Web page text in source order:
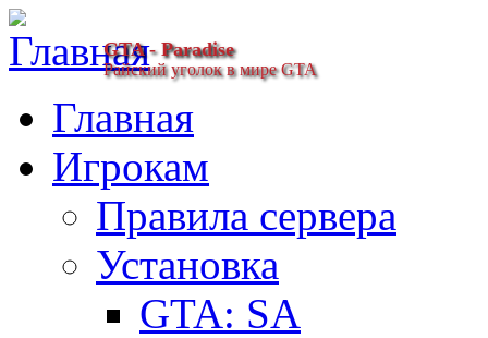
GTA - Paradise
Райский уголок в мире GTA
Главная
Игрокам
Правила сервера
Установка
GTA: SA